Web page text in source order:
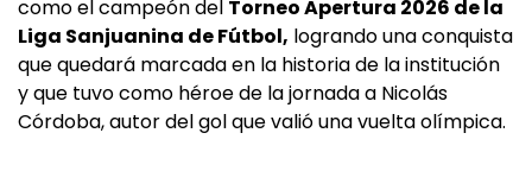
como el campeón del Torneo Apertura 2026 de la
Liga Sanjuanina de Fútbol, logrando una conquista
que quedará marcada en la historia de la institución
y que tuvo como héroe de la jornada a Nicolás
Córdoba, autor del gol que valió una vuelta olímpica.